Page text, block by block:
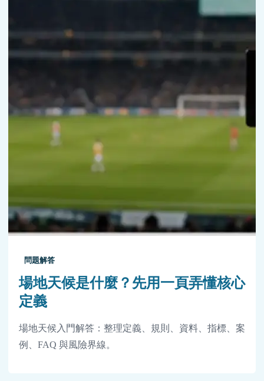
問題解答
場地天候是什麼？先用一頁弄懂核心
定義
場地天候入門解答：整理定義、規則、資料、指標、案
例、FAQ 與風險界線。